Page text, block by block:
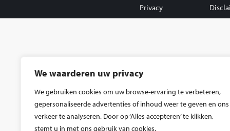
We waarderen uw privacy
We gebruiken cookies om uw browse-ervaring te verbeteren,
gepersonaliseerde advertenties of inhoud weer te geven en ons
verkeer te analyseren. Door op ‘Alles accepteren’ te klikken,
stemt u in met ons gebruik van cookies.
Privacy